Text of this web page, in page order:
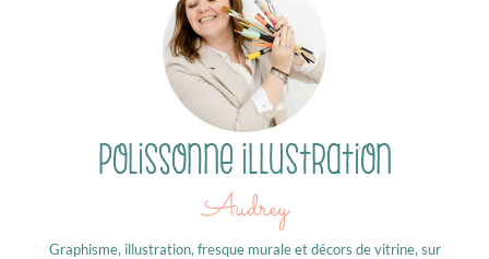
Polissonne illustration
Audrey
Graphisme, illustration, fresque murale et décors de vitrine, sur